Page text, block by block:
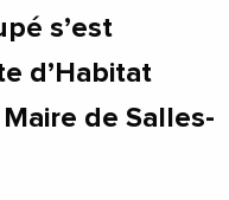
s’est
d’Habitat
de Salles-